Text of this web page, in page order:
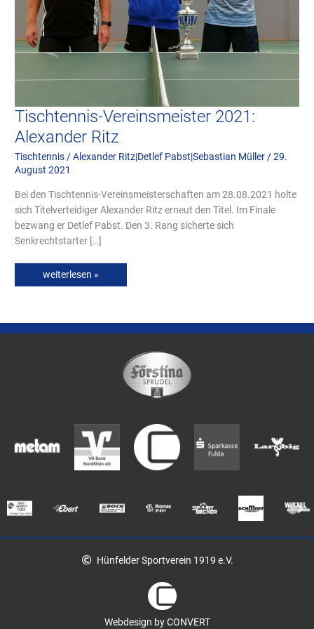
Tischtennis-Vereinsmeister 2021:
Alexander Ritz
Tischtennis/Alexander Ritz|Detlef Pabst|Sebastian Müller/29.
August 2021
Bei den Tischtennis-Vereinsmeisterschaften am 28.08.2021 holte
sich Titelverteidiger Alexander Ritz erneut den Titel. Im Finale
bezwang er Detlef Pabst. Den 3. Rang sicherte sich
Senkrechtstarter […]
weiterlesen »
Hünfelder Sportverein 1919 e.V.
Webdesign by CONVERT